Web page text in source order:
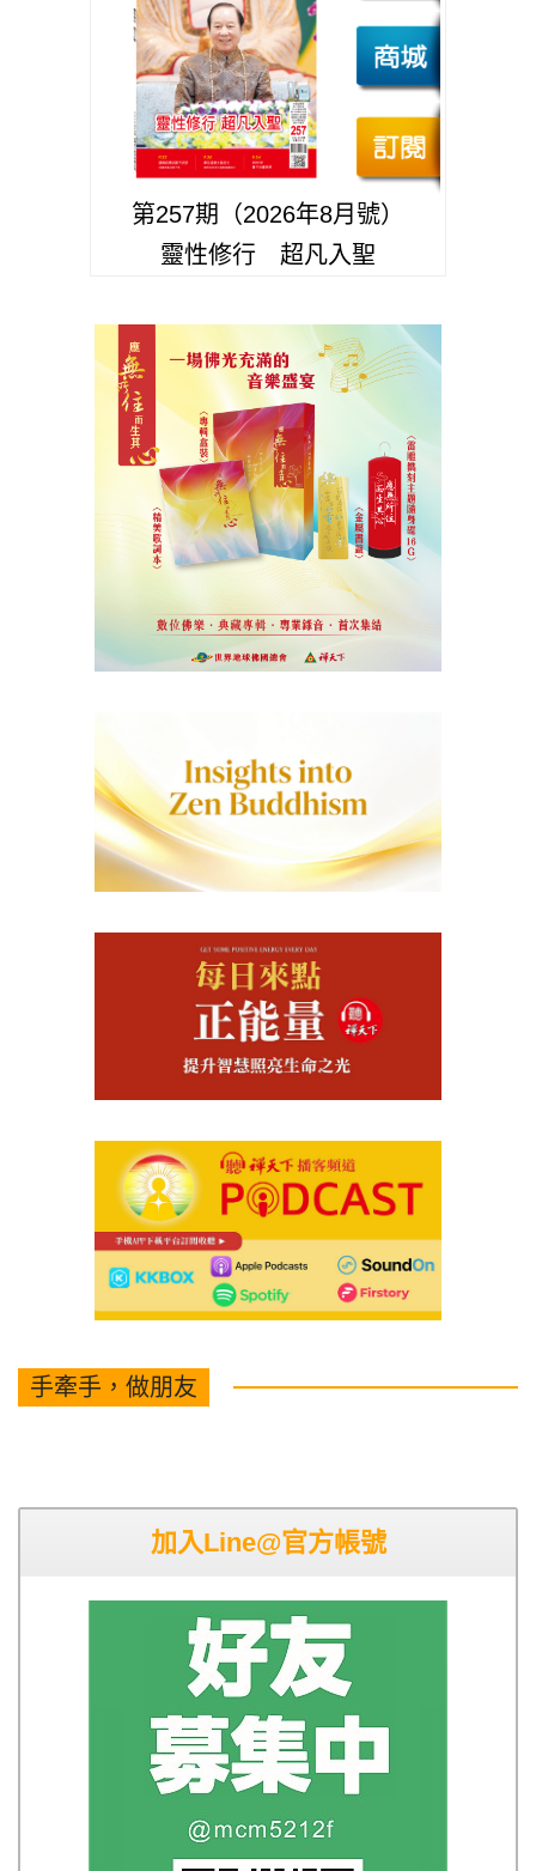
第257期（2026年8月號）
靈性修行 超凡入聖
手牽手，做朋友
加入Line@官方帳號